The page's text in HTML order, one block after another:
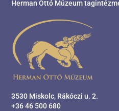
Herman Ottó Múzeum
3530 Miskolc, Rákóczi u. 2.
+36 46 500 680